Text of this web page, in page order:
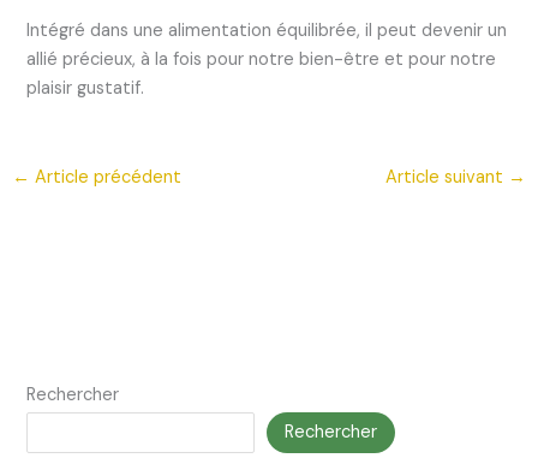
Intégré dans une alimentation équilibrée, il peut devenir un
allié précieux, à la fois pour notre bien-être et pour notre
plaisir gustatif.
← Article précédent Article suivant →
Rechercher
Rechercher